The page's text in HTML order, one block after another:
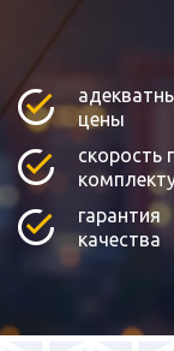
цены
скорость
гарантия
качества